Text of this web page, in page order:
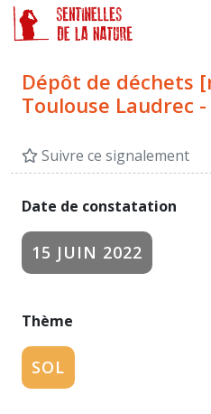
Dépôt de déchets
Toulouse Laudrec
Suivre ce signalement
Date de constatation
15 JUIN 2022
Thème
SOL
Panneau de gestion des cookies